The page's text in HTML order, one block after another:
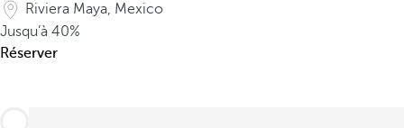
Riviera Maya, Mexico
Jusqu’à 40%
Réserver